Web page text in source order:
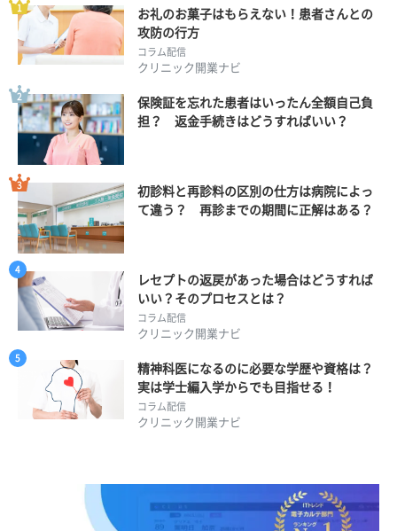
お礼のお菓子はもらえない！患者さんとの
攻防の行方
コラム配信
クリニック開業ナビ
保険証を忘れた患者はいったん全額自己負
担？ 返金手続きはどうすればいい？
初診料と再診料の区別の仕方は病院によっ
て違う？ 再診までの期間に正解はある？
レセプトの返戻があった場合はどうすれば
いい？そのプロセスとは？
コラム配信
クリニック開業ナビ
精神科医になるのに必要な学歴や資格は？
実は学士編入学からでも目指せる！
コラム配信
クリニック開業ナビ